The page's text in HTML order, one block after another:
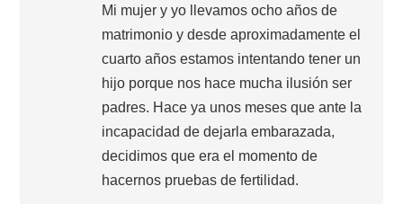
Mi mujer y yo llevamos ocho años de
matrimonio y desde aproximadamente el
cuarto años estamos intentando tener un
hijo porque nos hace mucha ilusión ser
padres. Hace ya unos meses que ante la
incapacidad de dejarla embarazada,
decidimos que era el momento de
hacernos pruebas de fertilidad.